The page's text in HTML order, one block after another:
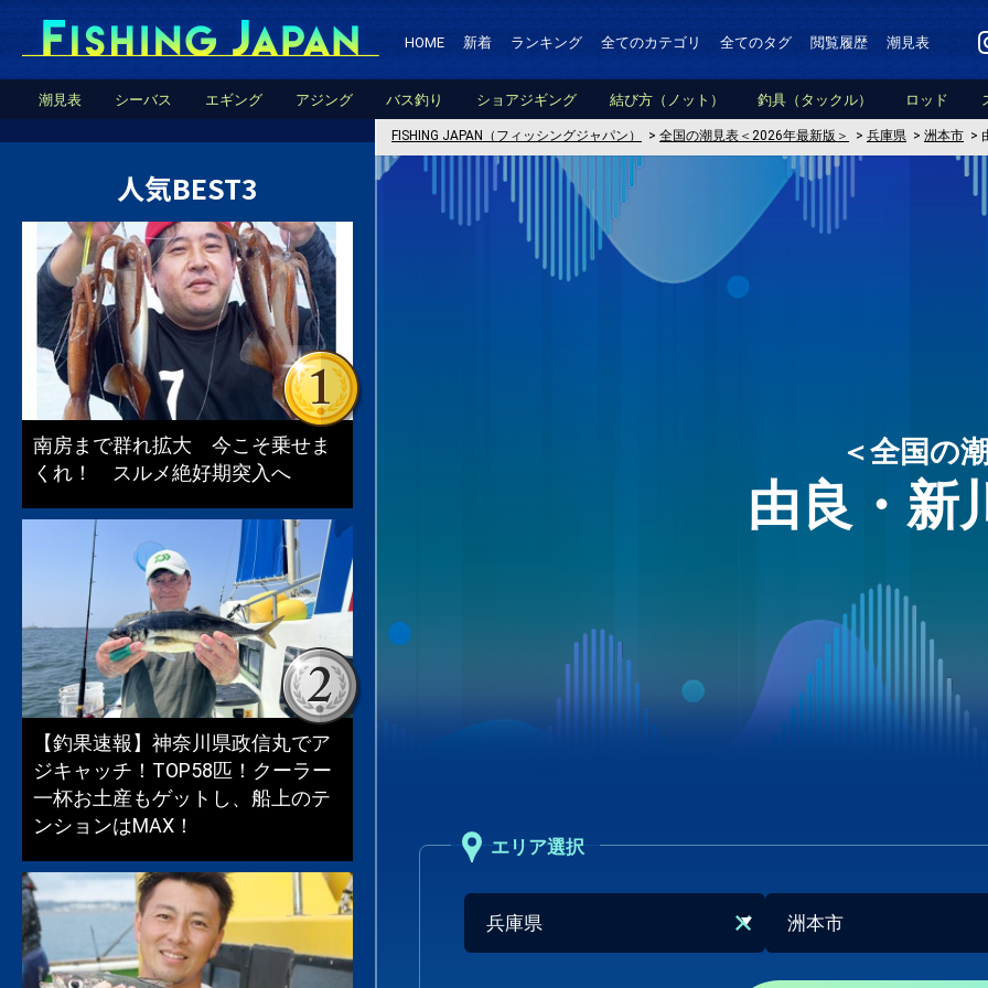
HOME 新着 ランキング 全てのカテゴリ 全てのタグ 閲覧履歴 潮見表
潮見表 シーバス エギング アジング バス釣り ショアジギング 結び方（ノット） 釣具（タックル） ロッド
FISHING JAPAN（フィッシングジャパン） > 全国の潮見表＜2026年最新版＞ > 兵庫県 > 洲本市 >
＜全国の
由良・新
エリア選択
人気BEST3
南房まで群れ拡大 今こそ乗せま
くれ！ スルメ絶好期突入へ
【釣果速報】神奈川県政信丸でア
ジキャッチ！TOP58匹！クーラー
一杯お土産もゲットし、船上のテ
ンションはMAX！